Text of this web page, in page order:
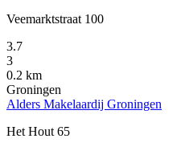
Veemarktstraat 100
3.7
3
0.2 km
Groningen
Alders Makelaardij Groningen
Het Hout 65